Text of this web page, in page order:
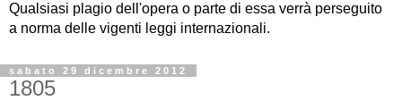
Qualsiasi plagio dell'opera o parte di essa verrà perseguito
a norma delle vigenti leggi internazionali.
sabato 29 dicembre 2012
1805